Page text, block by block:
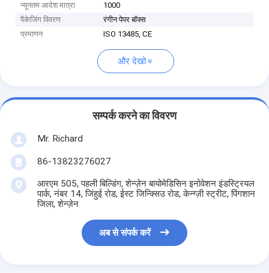
न्यूनतम आदेश मात्रा
1000
पैकेजिंग विवरण
रंगीन पेपर बॉक्स
प्रमाणन
ISO 13485, CE
और देखो
सम्पर्क करने का विवरण
Mr. Richard
86-13823276027
आरएम 505, पहली बिल्डिंग, शेन्ज़ेन बायोमेडिसिन इनोवेशन इंडस्ट्रियल
पार्क, नंबर 14, जिंहुई रोड, ईस्ट जिन्क्सिउ रोड, केन्ग्ज़ी स्ट्रीट, पिंगशान
जिला, शेन्ज़ेन
अब से संपर्क करें